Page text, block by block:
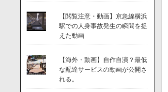
【閲覧注意・動画】京急線横浜
駅での人身事故発生の瞬間を捉
えた動画
【海外・動画】自作自演？最低
な配達サービスの動画が公開さ
れる。